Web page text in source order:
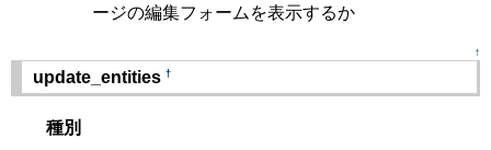
ージの編集フォームを表示するか
↑
update_entities †
種別